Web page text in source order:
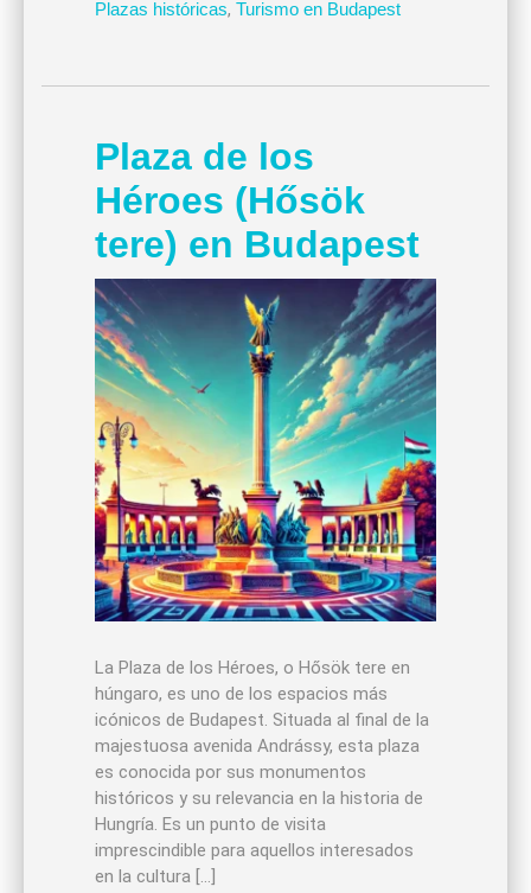
Plazas históricas, Turismo en Budapest
Plaza de los
Héroes (Hősök
tere) en Budapest
La Plaza de los Héroes, o Hősök tere en
húngaro, es uno de los espacios más
icónicos de Budapest. Situada al final de la
majestuosa avenida Andrássy, esta plaza
es conocida por sus monumentos
históricos y su relevancia en la historia de
Hungría. Es un punto de visita
imprescindible para aquellos interesados
en la cultura […]